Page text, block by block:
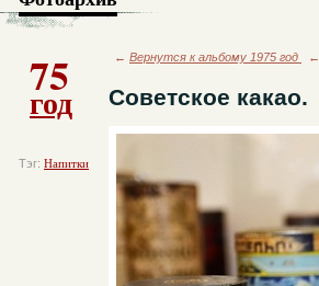
75
год
Тэг: Напитки
← Вернутся к альбому 1975 год ←
Советское какао.